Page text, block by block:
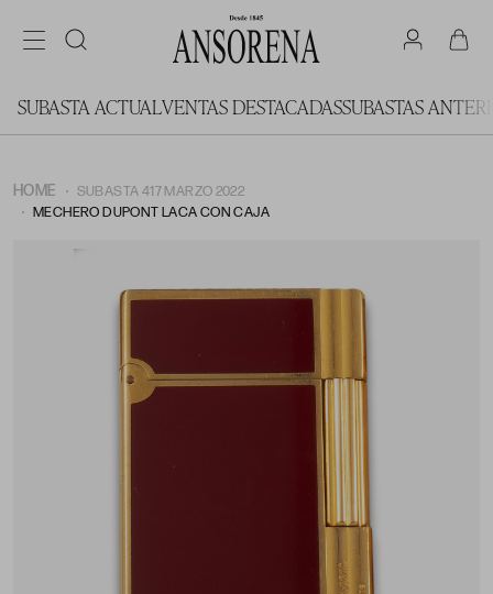
SUBASTA ACTUALVENTAS DESTACADASSUBASTAS
HOME
SUBASTA 417 MARZO 2022
MECHERO DUPONT LACA CON CAJA